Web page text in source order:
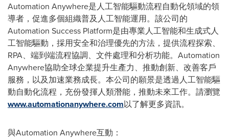
Automation Anywhere是人工智能驅動流程自動化領域的領
導者，促進多個組織普及人工智能運用。該公司的
Automation Success Platform是由專業人工智能和生成式人
工智能驅動，採用安全和治理優先的方法，提供流程探索、
RPA、端到端流程協調、文件處理和分析功能。Automation
Anywhere協助全球企業提升生產力、推動創新、改善客戶
服務，以及加速業務成長。本公司的願景是透過人工智能驅
動自動化流程，充份發揮人類潛能，推動未來工作。請瀏覽
www.automationanywhere.com以了解更多資訊。
與Automation Anywhere互動：